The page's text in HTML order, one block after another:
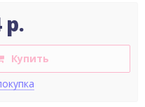
р.
Купить